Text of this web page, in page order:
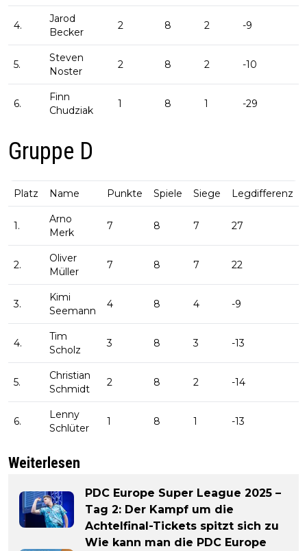
4.
Jarod
Becker
2 8 2 -9
5.
Steven
Noster
2 8 2 -10
6.
Finn
Chudziak
1 8 1 -29
Gruppe D
Platz Name Punkte Spiele Siege Legdifferenz
1.
Arno
Merk
7 8 7 27
2.
Oliver
Müller
7 8 7 22
3.
Kimi
Seemann
4 8 4 -9
4.
Tim
Scholz
3 8 3 -13
5.
Christian
Schmidt
2 8 2 -14
6.
Lenny
Schlüter
1 8 1 -13
Weiterlesen
PDC Europe Super League 2025 –
Tag 2: Der Kampf um die
Achtelfinal-Tickets spitzt sich zu
Wie kann man die PDC Europe